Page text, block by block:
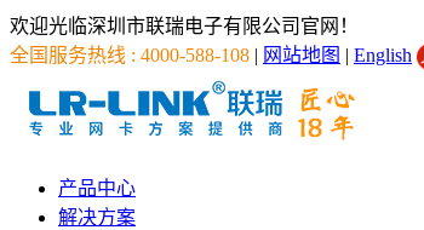
欢迎光临深圳市联瑞电子有限公司官网！
全国服务热线 : 4000-588-108 | 网站地图 | English
产品中心
解决方案